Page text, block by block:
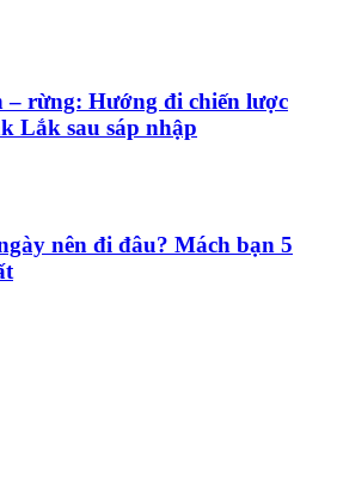
– rừng: Hướng đi chiến lược
Lắk sau sáp nhập
nên đi đâu? Mách bạn 5